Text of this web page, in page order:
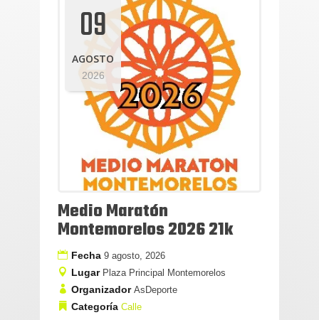
09
AGOSTO
2026
Medio Maratón
Montemorelos 2026 21k
Fecha 9 agosto, 2026
Lugar Plaza Principal Montemorelos
Organizador AsDeporte
Categoría Calle